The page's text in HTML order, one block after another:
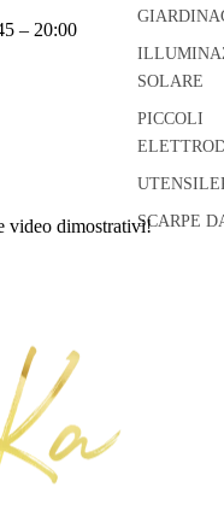
SOLARE
PICCOLI
SCARPE
– 20:00
video dimostrativi!